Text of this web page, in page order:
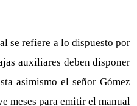
se refiere a lo dispuesto por
auxiliares deben disponer
asimismo el señor Gómez
meses para emitir el manual